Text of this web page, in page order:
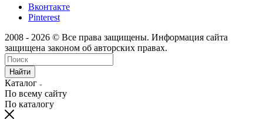
Вконтакте
Pinterest
2008 - 2026 © Все права защищены. Информация сайта
защищена законом об авторских правах.
Найти
Каталог
По всему сайту
По каталогу